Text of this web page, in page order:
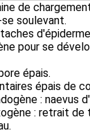
de
soulevant.
pour se
épais.
épais de
: naevus
: retrait